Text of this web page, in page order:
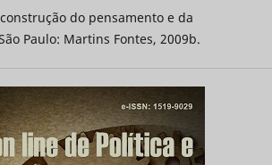
construção do pensamento e da
Paulo: Martins Fontes, 2009b.